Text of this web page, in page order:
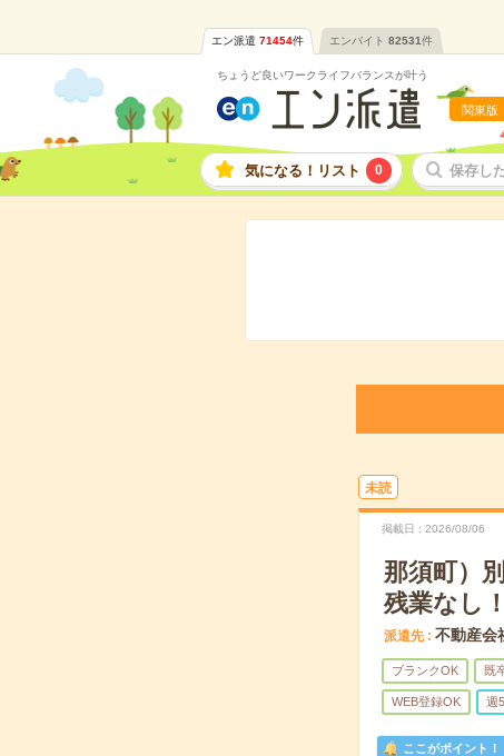
エン派遣 71454件 エンバイト 82531件
ちょうど良いワークライフバランスが叶う
関東版
気になる！リスト 0 保存し
未読
掲載日 2026/08/06
那須町）
残業なし！
派遣先 不動産会
ブランクOK 既
WEB登録OK 週
ここがポイント！